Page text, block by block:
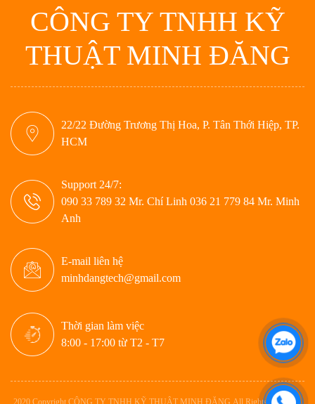
CÔNG TY TNHH KỸ
THUẬT MINH ĐĂNG
22/22 Đường Trương Thị Hoa, P. Tân Thới Hiệp, TP.
HCM
Support 24/7:
090 33 789 32 Mr. Chí Linh 036 21 779 84 Mr. Minh
Anh
E-mail liên hệ
minhdangtech@gmail.com
Thời gian làm việc
8:00 - 17:00 từ T2 - T7
2020 Copyright CÔNG TY TNHH KỸ THUẬT MINH ĐĂNG.All Rights Reserved.